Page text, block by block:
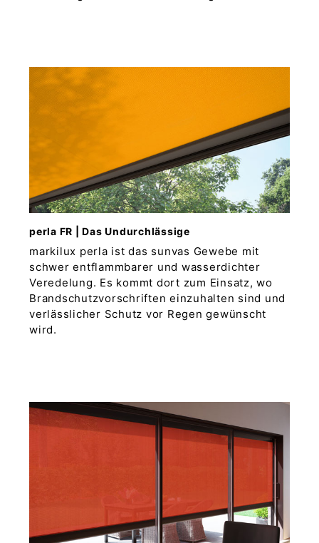
perla FR | Das Undurchlässige
markilux perla ist das sunvas Gewebe mit
schwer entflammbarer und wasserdichter
Veredelung. Es kommt dort zum Einsatz, wo
Brandschutzvorschriften einzuhalten sind und
verlässlicher Schutz vor Regen gewünscht
wird.